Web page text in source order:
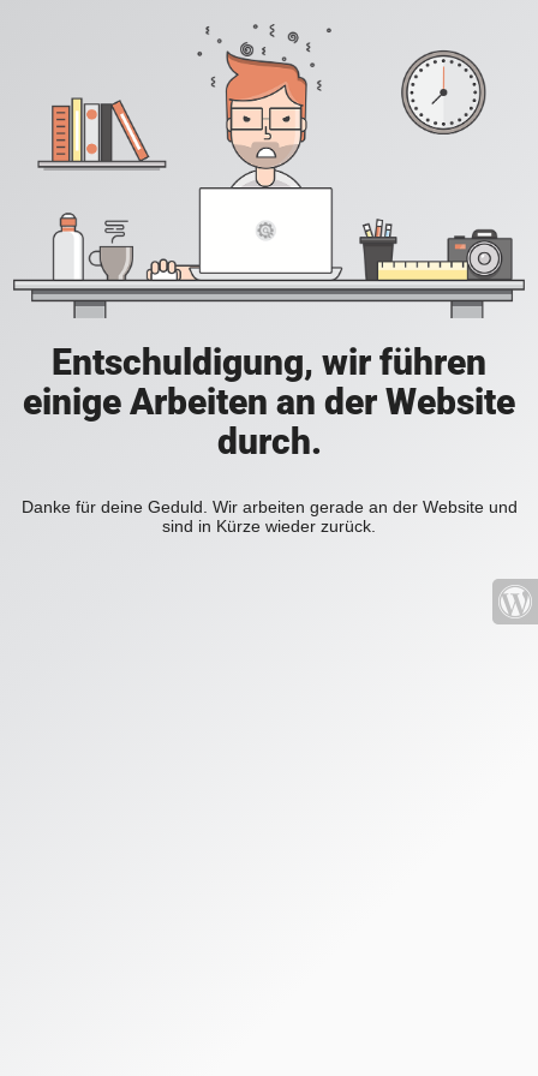
Entschuldigung, wir führen
einige Arbeiten an der Website
durch.
Danke für deine Geduld. Wir arbeiten gerade an der Website und
sind in Kürze wieder zurück.